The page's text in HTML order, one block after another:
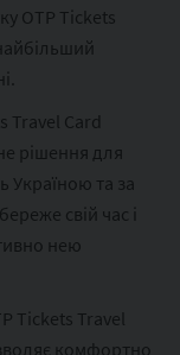
OTP Tickets
Travel Card
рішення для
Україною та за
свій час і
нею
Tickets Travel
комфортно